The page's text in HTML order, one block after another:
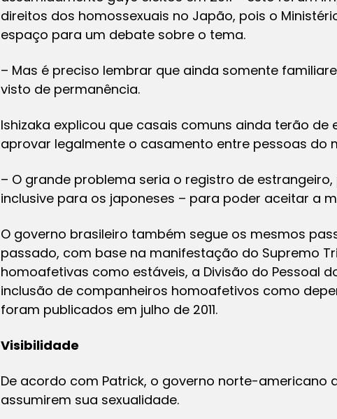
direitos dos homossexuais no Japão, pois o
espaço para um debate sobre o tema.
– Mas é preciso lembrar que ainda somente
visto de permanência.
Ishizaka explicou que casais comuns ainda terão
aprovar legalmente o casamento entre pessoas do
– O grande problema seria o registro de
inclusive para os japoneses – para poder aceitar a
O governo brasileiro também segue os mesmos
passado, com base na manifestação do Supremo
homoafetivas como estáveis, a Divisão do Pessoal
inclusão de companheiros homoafetivos como
foram publicados em julho de 2011.
Visibilidade
De acordo com Patrick, o governo norte-americano
assumirem sua sexualidade.